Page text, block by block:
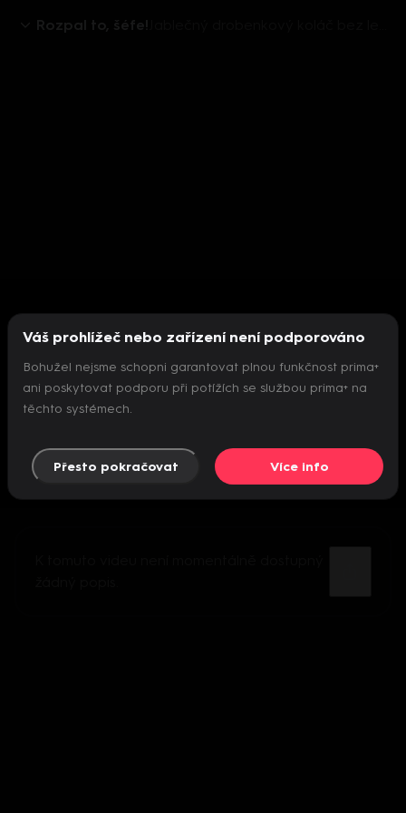
Rozpal to, šéfe!
Nepodařilo se inicializovat přehrávač
Váš prohlížeč nebo zařízení není podporováno
Bohužel nejsme schopni garantovat plnou funkčnost prima+
ani poskytovat podporu při potížích se službou prima+ na
těchto systémech.
Přesto pokračovat Více info